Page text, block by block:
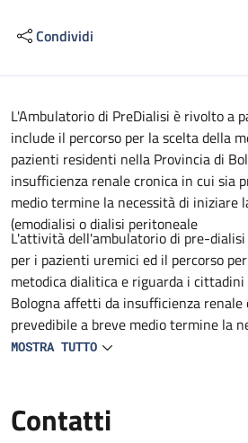
Condividi
Descrizione
L'Ambulatorio di PreDialisi è rivolto a
include il percorso per la scelta della
pazienti residenti nella Provincia di
insufficienza renale cronica in cui sia
medio termine la necessità di iniziare
(emodialisi o dialisi peritoneale
L'attività dell'ambulatorio di pre-
per i pazienti uremici ed il percorso
metodica dialitica e riguarda i
Bologna affetti da insufficienza renale
prevedibile a breve medio termine la
terapia sostitutiva (emodialisi o dialisi
MOSTRA TUTTO
Contatti